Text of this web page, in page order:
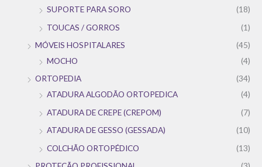
SUPORTE PARA SORO
(18)
TOUCAS / GORROS
(1)
MÓVEIS HOSPITALARES
(45)
MOCHO
(4)
ORTOPEDIA
(34)
ATADURA ALGODÃO ORTOPEDICA
(4)
ATADURA DE CREPE (CREPOM)
(7)
ATADURA DE GESSO (GESSADA)
(10)
COLCHÃO ORTOPÉDICO
(13)